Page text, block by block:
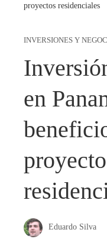
proyectos residenciales
INVERSIONES Y
en
Eduardo Silva